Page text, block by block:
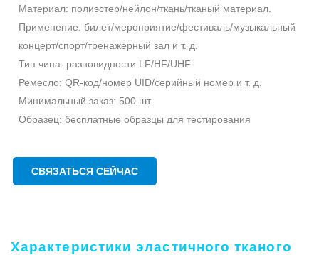
Материал: полиэстер/нейлон/ткань/тканый материал.
Применение: билет/мероприятие/фестиваль/музыкальный
концерт/спорт/тренажерный зал и т. д.
Тип чипа: разновидности LF/HF/UHF
Ремесло: QR-код/номер UID/серийный номер и т. д.
Минимальный заказ: 500 шт.
Образец: бесплатные образцы для тестирования
СВЯЗАТЬСЯ СЕЙЧАС
Характеристики эластичного тканого